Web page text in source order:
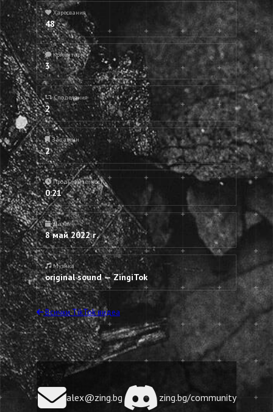
Харесвания
48
Коментари
3
Споделяния
2
Запазени
2
Продължителност
0:21
Дата
8 май 2022 г.
Музика
original sound — ZingiTok
Всички TikTok видеа
alex@zing.bg zing.bg/community